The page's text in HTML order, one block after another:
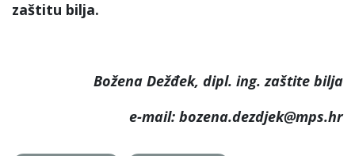
zaštitu bilja.
Božena Dežđek, dipl. ing. zaštite bilja
e-mail: bozena.dezdjek@mps.hr